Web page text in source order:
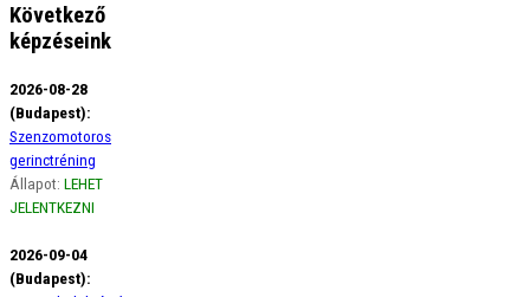
Következő
képzéseink
2026-08-28
(Budapest):
Szenzomotoros
gerinctréning
Állapot: LEHET
JELENTKEZNI
2026-09-04
(Budapest):